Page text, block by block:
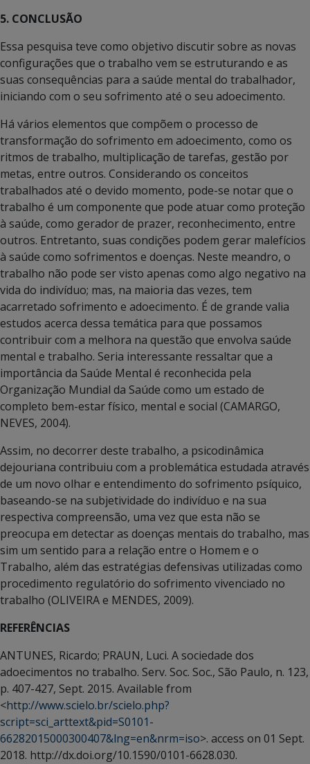
5. CONCLUSÃO
Essa pesquisa teve como objetivo discutir sobre as novas
configurações que o trabalho vem se estruturando e as
suas consequências para a saúde mental do trabalhador,
iniciando com o seu sofrimento até o seu adoecimento.
Há vários elementos que compõem o processo de
transformação do sofrimento em adoecimento, como os
ritmos de trabalho, multiplicação de tarefas, gestão por
metas, entre outros. Considerando os conceitos
trabalhados até o devido momento, pode-se notar que o
trabalho é um componente que pode atuar como proteção
à saúde, como gerador de prazer, reconhecimento, entre
outros. Entretanto, suas condições podem gerar malefícios
à saúde como sofrimentos e doenças. Neste meandro, o
trabalho não pode ser visto apenas como algo negativo na
vida do indivíduo; mas, na maioria das vezes, tem
acarretado sofrimento e adoecimento. É de grande valia
estudos acerca dessa temática para que possamos
contribuir com a melhora na questão que envolva saúde
mental e trabalho. Seria interessante ressaltar que a
importância da Saúde Mental é reconhecida pela
Organização Mundial da Saúde como um estado de
completo bem-estar físico, mental e social (CAMARGO,
NEVES, 2004).
Assim, no decorrer deste trabalho, a psicodinâmica
dejouriana contribuiu com a problemática estudada através
de um novo olhar e entendimento do sofrimento psíquico,
baseando-se na subjetividade do indivíduo e na sua
respectiva compreensão, uma vez que esta não se
preocupa em detectar as doenças mentais do trabalho, mas
sim um sentido para a relação entre o Homem e o
Trabalho, além das estratégias defensivas utilizadas como
procedimento regulatório do sofrimento vivenciado no
trabalho (OLIVEIRA e MENDES, 2009).
REFERÊNCIAS
ANTUNES, Ricardo; PRAUN, Luci. A sociedade dos
adoecimentos no trabalho. Serv. Soc. Soc., São Paulo, n. 123,
p. 407-427, Sept. 2015. Available from
<http://www.scielo.br/scielo.php?
script=sci_arttext&pid=S0101-
66282015000300407&lng=en&nrm=iso>. access on 01 Sept.
2018. http://dx.doi.org/10.1590/0101-6628.030.